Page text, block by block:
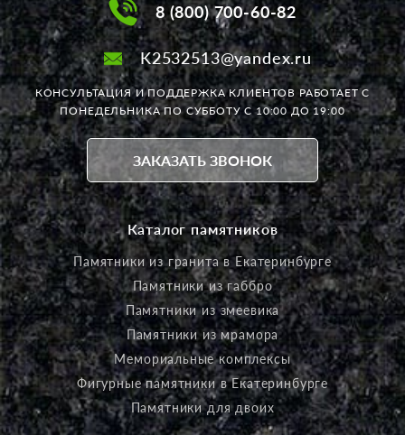
8 (800) 700-60-82
K2532513@yandex.ru
КОНСУЛЬТАЦИЯ И ПОДДЕРЖКА КЛИЕНТОВ РАБОТАЕТС
ПОНЕДЕЛЬНИКА ПО СУББОТУ С 10:00 ДО 19:00
ЗАКАЗАТЬ ЗВОНОК
Каталог памятников
Памятники из гранита в Екатеринбурге
Памятники из габбро
Памятники из змеевика
Памятники из мрамора
Мемориальные комплексы
Фигурные памятники в Екатеринбурге
Памятники для двоих